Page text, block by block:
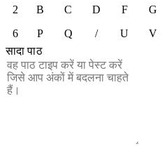
2
B C D F G
6
P Q / U V
सादा पाठ